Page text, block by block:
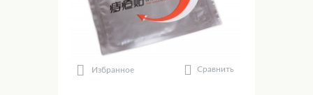
Избранное Сравнить